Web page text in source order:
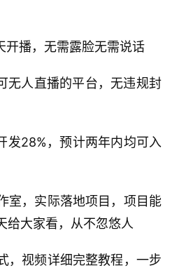
开播，无需露脸无需说话
无人直播的平台，无违规封
发28%，预计两年内均可入
室，实际落地项目，项目能
给大家看，从不忽悠人
，视频详细完整教程，一步